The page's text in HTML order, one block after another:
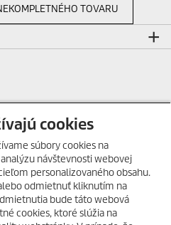
HORÚCE LETO S KÄRCHER
POKRAČUJE!
TOVARU
nájmu
a záručné podmienky pre
cookies
súbory cookies na
návštevnosti webovej
personalizovaného obsahu.
odmietnuť kliknutím na
bude táto webová
cookies, ktoré slúžia na